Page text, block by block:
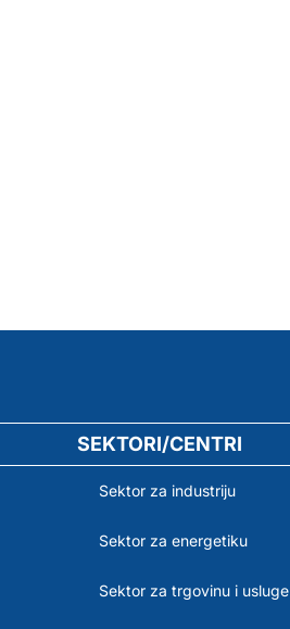
SEKTORI/CENTRI
Sektor za industriju
Sektor za energetiku
Sektor za trgovinu i usluge